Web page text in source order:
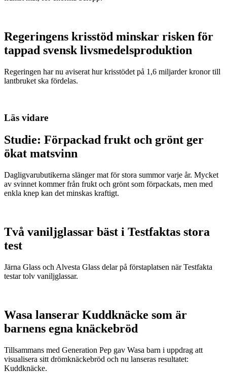
Regeringens krisstöd minskar risken för
tappad svensk livsmedelsproduktion
Regeringen har nu aviserat hur krisstödet på 1,6 miljarder kronor till
lantbruket ska fördelas.
Läs vidare
Studie: Förpackad frukt och grönt ger
ökat matsvinn
Dagligvarubutikerna slänger mat för stora summor varje år. Mycket
av svinnet kommer från frukt och grönt som förpackats, men med
enkla knep kan det minskas kraftigt.
Två vaniljglassar bäst i Testfaktas stora
test
Järna Glass och Alvesta Glass delar på förstaplatsen när Testfakta
testar tolv vaniljglassar.
Wasa lanserar Kuddknäcke som är
barnens egna knäckebröd
Tillsammans med Generation Pep gav Wasa barn i uppdrag att
visualisera sitt drömknäckebröd och nu lanseras resultatet:
Kuddknäcke.